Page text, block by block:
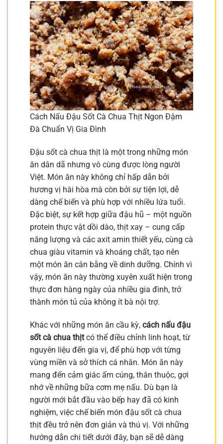
Cách Nấu Đậu Sốt Cà Chua Thịt Ngon Đậm
Đà Chuẩn Vị Gia Đình
Đậu sốt cà chua thịt là một trong những món
ăn dân dã nhưng vô cùng được lòng người
Việt. Món ăn này không chỉ hấp dẫn bởi
hương vị hài hòa mà còn bởi sự tiện lợi, dễ
dàng chế biến và phù hợp với nhiều lứa tuổi.
Đặc biệt, sự kết hợp giữa đậu hũ – một nguồn
protein thực vật dồi dào, thịt xay – cung cấp
năng lượng và các axit amin thiết yếu, cùng cà
chua giàu vitamin và khoáng chất, tạo nên
một món ăn cân bằng về dinh dưỡng. Chính vì
vậy, món ăn này thường xuyên xuất hiện trong
thực đơn hàng ngày của nhiều gia đình, trở
thành món tủ của không ít bà nội trợ.
Khác với những món ăn cầu kỳ, cách nấu đậu
sốt cà chua thịtcó thể điều chỉnh linh hoạt, từ
nguyên liệu đến gia vị, để phù hợp với từng
vùng miền và sở thích cá nhân. Món ăn này
mang đến cảm giác ấm cúng, thân thuộc, gợi
nhớ về những bữa cơm mẹ nấu. Dù bạn là
người mới bắt đầu vào bếp hay đã có kinh
nghiệm, việc chế biến món đậu sốt cà chua
thịt đều trở nên đơn giản và thú vị. Với những
hướng dẫn chi tiết dưới đây, bạn sẽ dễ dàng